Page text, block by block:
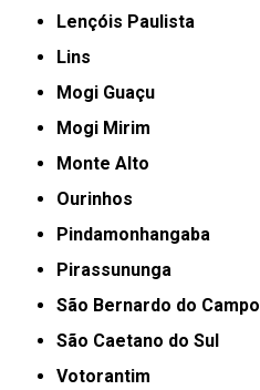
Lençóis Paulista
Lins
Mogi Guaçu
Mogi Mirim
Monte Alto
Ourinhos
Pindamonhangaba
Pirassununga
São Bernardo do Campo
São Caetano do Sul
Votorantim